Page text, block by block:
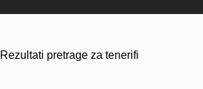
Rezultati pretrage za tenerifi